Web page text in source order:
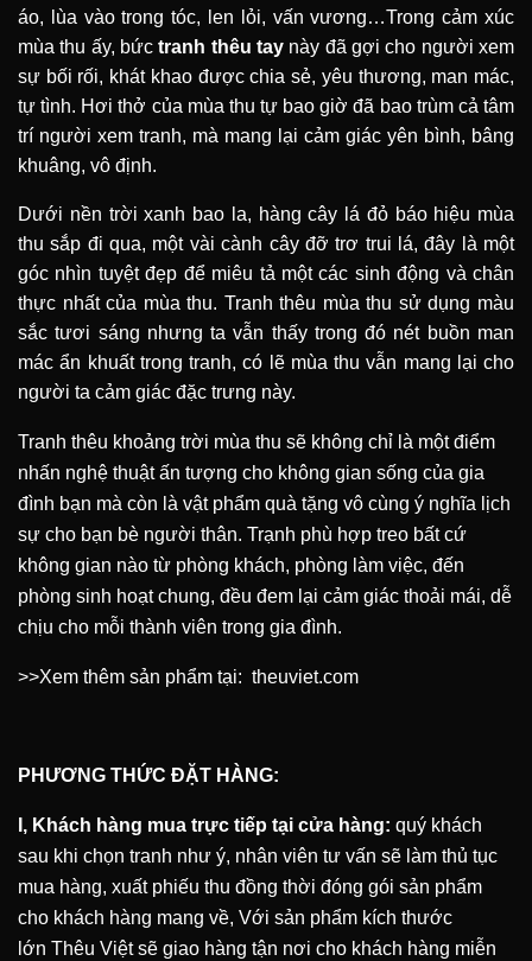
áo, lùa vào trong tóc, len lỏi, vấn vương…Trong cảm xúc
mùa thu ấy, bứctranh thêu tay này đã gợi cho người xem
sự bối rối, khát khao được chia sẻ, yêu thương, man mác,
tự tình. Hơi thở của mùa thu tự bao giờ đã bao trùm cả tâm
trí người xem tranh, mà mang lại cảm giác yên bình, bâng
khuâng, vô định.
Dưới nền trời xanh bao la, hàng cây lá đỏ báo hiệu mùa
thu sắp đi qua, một vài cành cây đỡ trơ trui lá, đây là một
góc nhìn tuyệt đẹp để miêu tả một các sinh động và chân
thực nhất của mùa thu. Tranh thêu mùa thu sử dụng màu
sắc tươi sáng nhưng ta vẫn thấy trong đó nét buồn man
mác ẩn khuất trong tranh, có lẽ mùa thu vẫn mang lại cho
người ta cảm giác đặc trưng này.
Tranh thêu khoảng trời mùa thu sẽ không chỉ là một điểm
nhấn nghệ thuật ấn tượng cho không gian sống của gia
đình bạn mà còn là vật phẩm quà tặng vô cùng ý nghĩa lịch
sự cho bạn bè người thân. Trạnh phù hợp treo bất cứ
không gian nào từ phòng khách, phòng làm việc, đến
phòng sinh hoạt chung, đều đem lại cảm giác thoải mái, dễ
chịu cho mỗi thành viên trong gia đình.
>>Xem thêm sản phẩm tại: theuviet.com
PHƯƠNG THỨC ĐẶT HÀNG:
I, Khách hàng mua trực tiếp tại cửa hàng: quý khách
sau khi chọn tranh như ý, nhân viên tư vấn sẽ làm thủ tục
mua hàng, xuất phiếu thu đồng thời đóng gói sản phẩm
cho khách hàng mang về, Với sản phẩm kích thước
lớn Thêu Việtsẽ giao hàng tận nơi cho khách hàng miễn